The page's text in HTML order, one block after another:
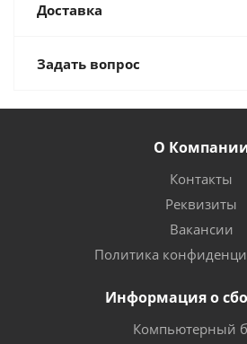
Доставка
Задать вопрос
О
Контакты
Реквизиты
Вакансии
Политика
Информация о
Компьютерный